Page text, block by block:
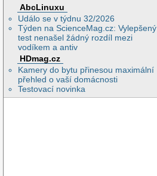
AbcLinuxu
Událo se v týdnu 32/2026
Týden na ScienceMag.cz: Vylepšený
test nenašel žádný rozdíl mezi
vodíkem a antiv
HDmag.cz
Kamery do bytu přinesou maximální
přehled o vaší domácnosti
Testovací novinka